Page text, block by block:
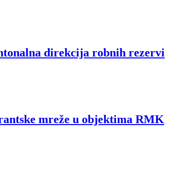
direkcija robnih rezervi
mreže u objektima RMK